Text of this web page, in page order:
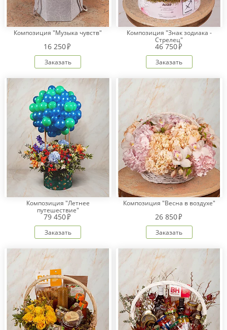
Композиция "Музыка чувств"
16 250
Заказать
Композиция "Знак зодиака -
Стрелец"
46 750
Заказать
Композиция "Летнее
путешествие"
79 450
Заказать
Композиция "Весна в воздухе"
26 850
Заказать